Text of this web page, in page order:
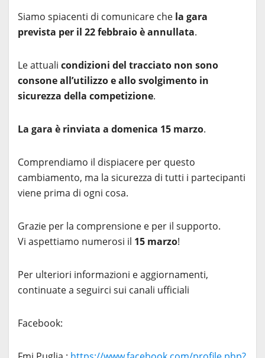
Siamo spiacenti di comunicare che la gara
prevista per il 22 febbraio è annullata.
Le attuali condizioni del tracciato non sono
consone all’utilizzo e allo svolgimento in
sicurezza della competizione.
La gara è rinviata a domenica 15 marzo.
Comprendiamo il dispiacere per questo
cambiamento, ma la sicurezza di tutti i partecipanti
viene prima di ogni cosa.
Grazie per la comprensione e per il supporto.
Vi aspettiamo numerosi il 15 marzo!
Per ulteriori informazioni e aggiornamenti,
continuate a seguirci sui canali ufficiali
Facebook: